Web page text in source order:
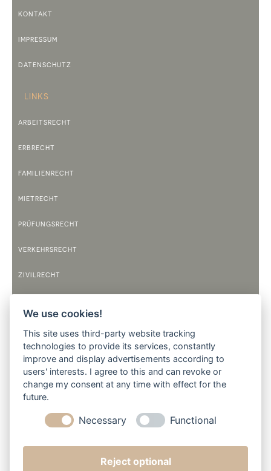
KONTAKT
IMPRESSUM
DATENSCHUTZ
LINKS
ARBEITSRECHT
ERBRECHT
FAMILIENRECHT
MIETRECHT
PRÜFUNGSRECHT
VERKEHRSRECHT
ZIVILRECHT
9:00 BIS 12:00 UHR
14:00 BIS 17:30 UHR
DIENSTAG
9:00 BIS 12:00 UHR
14:00 BIS 17:30 UHR
9:00 BIS 12:00 UHR
9:00 BIS 12:00 UHR
We use cookies!
This site uses third-party website tracking
technologies to provide its services, constantly
improve and display advertisements according to
users' interests. I agree to this and can revoke or
change my consent at any time with effect for the
future.
Necessary Functional
Reject optional